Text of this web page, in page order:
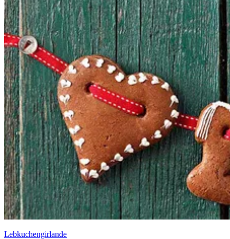
Lebkuchengirlande